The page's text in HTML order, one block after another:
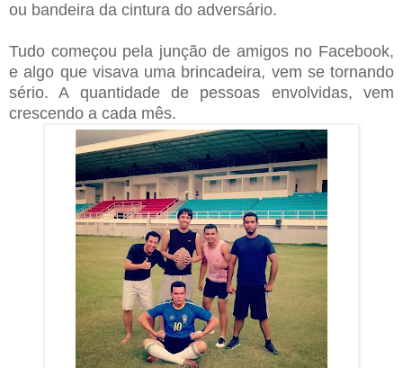
ou bandeira da cintura do adversário.
Tudo começou pela junção de amigos no Facebook,
e algo que visava uma brincadeira, vem se tornando
sério. A quantidade de pessoas envolvidas, vem
crescendo a cada mês.